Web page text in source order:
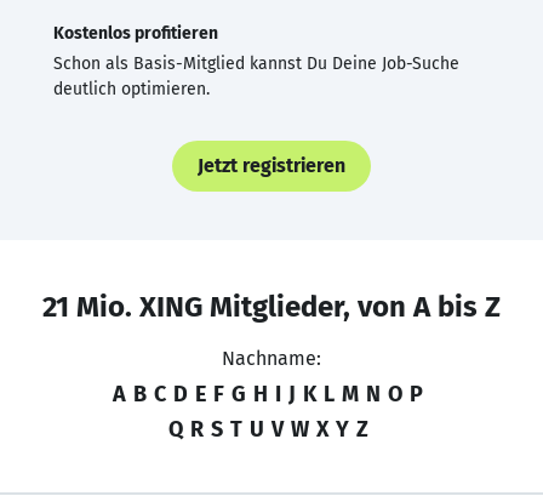
Kostenlos profitieren
Schon als Basis-Mitglied kannst Du Deine Job-Suche
deutlich optimieren.
Jetzt registrieren
21 Mio. XING Mitglieder, von A bis Z
Nachname:
A B C D E F G H I J K L M N O P
Q R S T U V W X Y Z